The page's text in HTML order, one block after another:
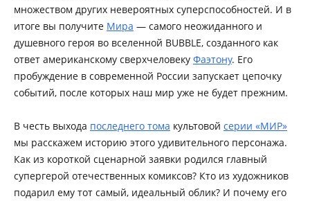
множеством других невероятных суперспособностей. И в
итоге вы получите Мира — самого неожиданного и
душевного героя во вселенной BUBBLE, созданного как
ответ американскому сверхчеловеку Фаэтону. Его
пробуждение в современной России запускает цепочку
событий, после которых наш мир уже не будет прежним.
В честь выхода последнего тома культовой серии «МИР»
мы расскажем историю этого удивительного персонажа.
Как из короткой сценарной заявки родился главный
супергерой отечественных комиксов? Кто из художников
подарил ему тот самый, идеальный облик? И почему его